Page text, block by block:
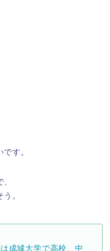
す。
。
成城大学で高校、中